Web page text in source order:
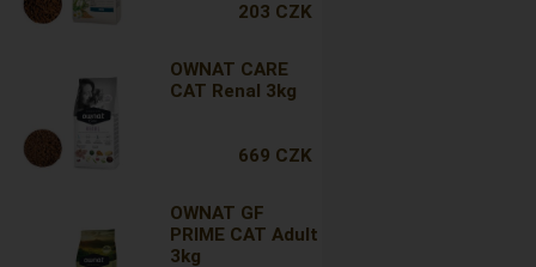
203 CZK
OWNAT CARE
CAT Renal 3kg
669 CZK
OWNAT GF
PRIME CAT Adult
3kg